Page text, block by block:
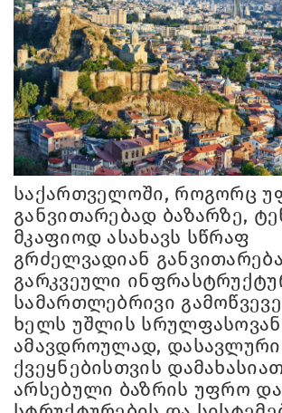
საქართველოში, როგორც
განვითარებად ბაზარზე,
მკაფიოდ ასახავს სწრაფ
გრძელვადიან
გარკვეული
სამართლებრივი
ხელს უშლის
ამავდროულად, დასავლური
ქვეყნებისთვის
არსებული ბაზრის უფრო